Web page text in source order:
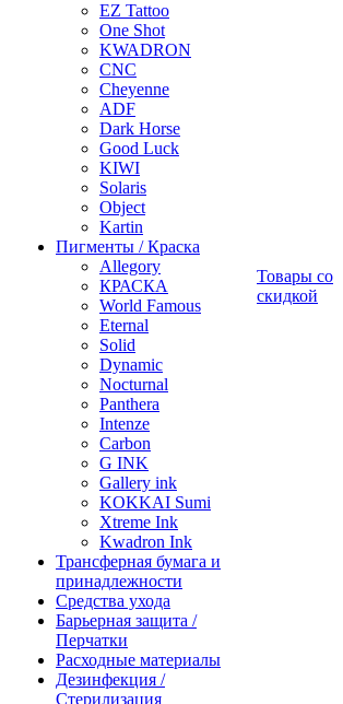
EZ Tattoo
One Shot
KWADRON
CNC
Cheyenne
ADF
Dark Horse
Good Luck
KIWI
Solaris
Object
Kartin
Пигменты / Краска
Allegory
КРАСКА
World Famous
Eternal
Solid
Dynamic
Nocturnal
Panthera
Intenze
Carbon
G INK
Gallery ink
KOKKAI Sumi
Xtreme Ink
Kwadron Ink
Трансферная бумага и
принадлежности
Средства ухода
Барьерная защита /
Перчатки
Расходные материалы
Дезинфекция /
Стерилизация
Товары со
скидкой